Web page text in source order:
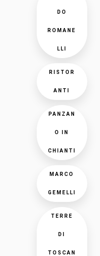
DO
ROMANE
LLI
RISTOR
ANTI
PANZAN
O IN
CHIANTI
MARCO
GEMELLI
TERRE
DI
TOSCAN